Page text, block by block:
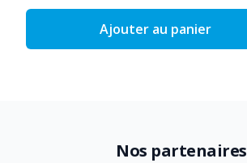
Ajouter au panier
Nos partenaires